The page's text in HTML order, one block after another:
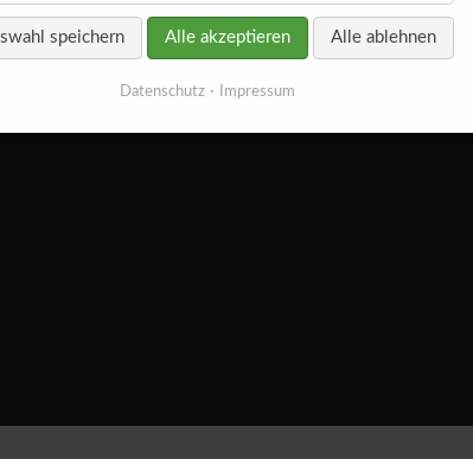
speichern Alle akzeptieren Alle ablehnen
Datenschutz Impressum